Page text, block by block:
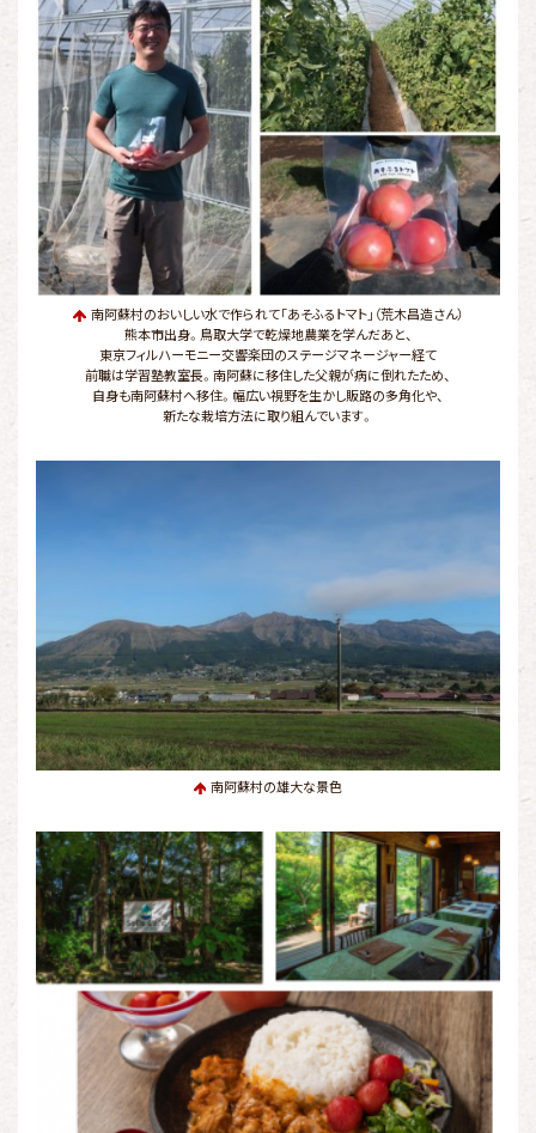
南阿蘇村のおいしい水で作られて「あそふるトマト」（荒木昌造さん）
熊本市出身。鳥取大学で乾燥地農業を学んだあと、
東京フィルハーモニー交響楽団のステージマネージャー経て
前職は学習塾教室長。南阿蘇に移住した父親が病に倒れたため、
自身も南阿蘇村へ移住。幅広い視野を生かし販路の多角化や、
新たな栽培方法に取り組んでいます。
南阿蘇村の雄大な景色